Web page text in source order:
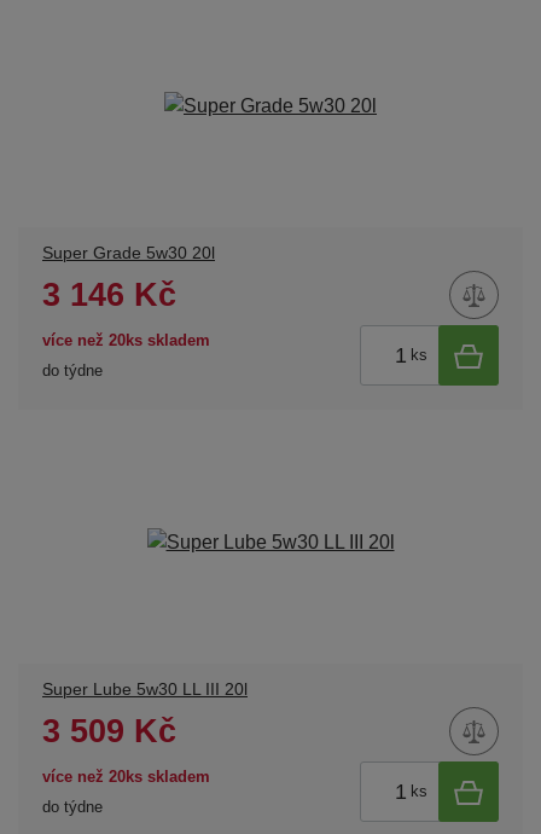
Super Grade 5w30 20l
3 146 Kč
více než 20ks skladem
do týdne
ks
Super Lube 5w30 LL III 20l
3 509 Kč
více než 20ks skladem
do týdne
ks